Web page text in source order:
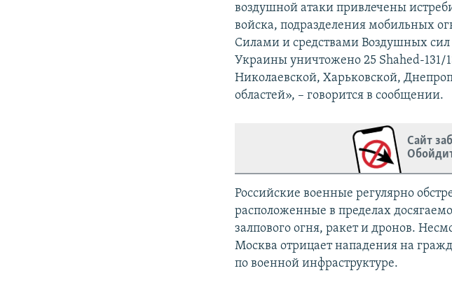
воздушной атаки привлечены
войска, подразделения мобильных
Силами и средствами Воздушных
Украины уничтожено 25 Shahed-131/
Николаевской, Харьковской,
областей», – говорится в сообщении.
Сайт
Российские военные регулярно
расположенные в пределах
залпового огня, ракет и дронов.
Москва отрицает нападения на
по военной инфраструктуре.